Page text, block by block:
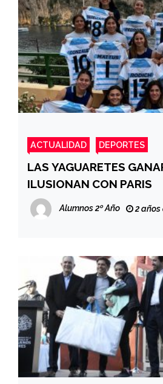
ACTUALIDAD DEPORTES
LAS YAGUARETES
ILUSIONAN CON PARIS
Alumnos 2º Año 2 años